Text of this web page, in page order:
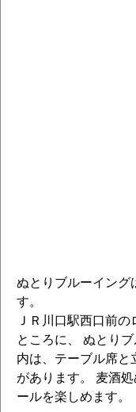
ぬとりブルーイング
す。
ＪＲ川口駅西口前
ところに、 ぬとり
内は、テーブル席と
があります。 麦酒
ールを楽しめます。